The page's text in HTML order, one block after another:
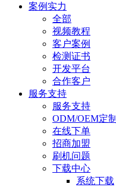
案例实力
全部
视频教程
客户案例
检测证书
开发平台
合作客户
服务支持
服务支持
ODM/OEM定制
在线下单
招商加盟
刷机问题
下载中心
系统下载